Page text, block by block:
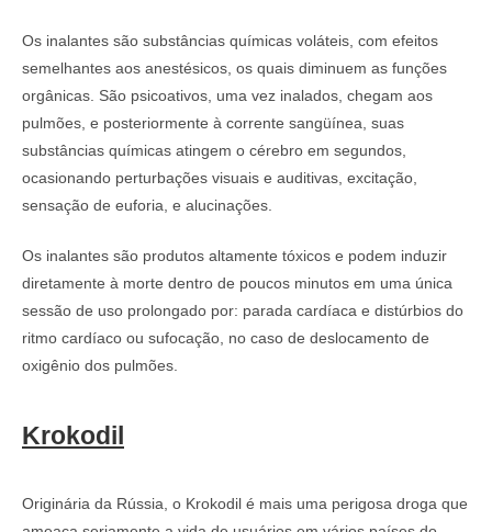
Os inalantes são substâncias químicas voláteis, com efeitos
semelhantes aos anestésicos, os quais diminuem as funções
orgânicas. São psicoativos, uma vez inalados, chegam aos
pulmões, e posteriormente à corrente sangüínea, suas
substâncias químicas atingem o cérebro em segundos,
ocasionando perturbações visuais e auditivas, excitação,
sensação de euforia, e alucinações.
Os inalantes são produtos altamente tóxicos e podem induzir
diretamente à morte dentro de poucos minutos em uma única
sessão de uso prolongado por: parada cardíaca e distúrbios do
ritmo cardíaco ou sufocação, no caso de deslocamento de
oxigênio dos pulmões.
Krokodil
Originária da Rússia, o Krokodil é mais uma perigosa droga que